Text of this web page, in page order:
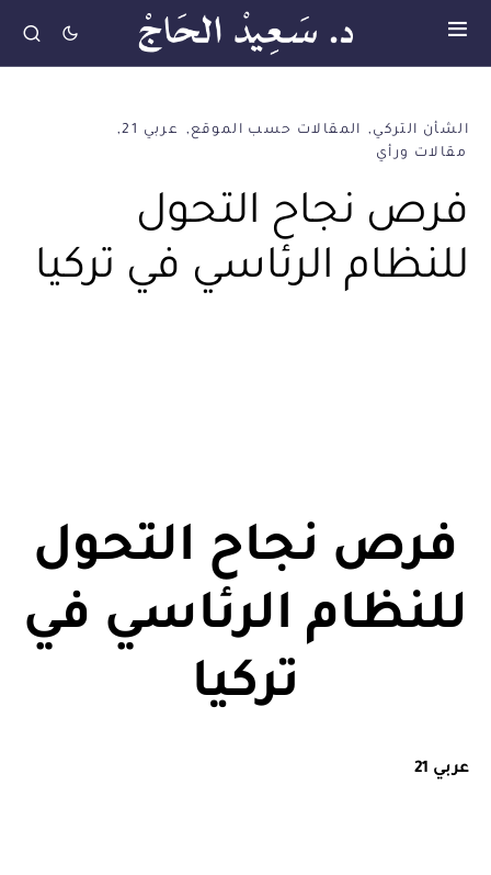
الشأن التركي المقالات حسب الموقع
عربي 21
مقالات ورأي
فرص نجاح التحول
للنظام الرئاسي في تركيا
فرص نجاح التحول
للنظام الرئاسي في
تركيا
عربي 21